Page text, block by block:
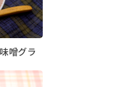
噌グラ